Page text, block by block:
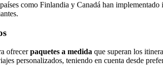
como Finlandia y Canadá han
ofrecerpaquetes a medida que superan los
personalizados, teniendo en cuenta desde